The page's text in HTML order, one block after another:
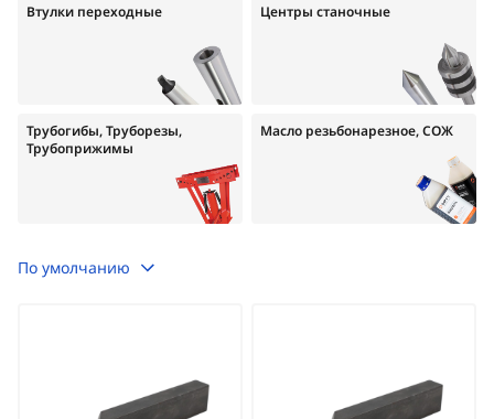
Втулки переходные Центры станочные
Трубогибы, Труборезы,
Трубоприжимы
Масло резьбонарезное, СОЖ
По умолчанию